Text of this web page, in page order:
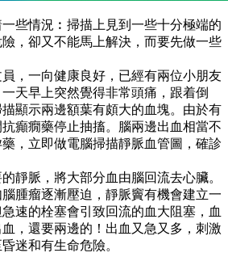
些情況︰掃描上見到一些十分極端的
，卻又不能馬上解決，而要先做一些
，一向健康良好，已經有兩位小朋友
天早上突然覺得非常頭痛，跟着倒
顯示兩邊額葉有頗大的血塊。由於有
癲癇藥停止抽搐。腦兩邊出血相當不
，立即做電腦掃描靜脈血管圖，確診
靜脈，將大部分血由腦回流去心臟。
腫瘤逐漸壓迫，靜脈竇有機會建立一
速的栓塞會引致回流的血大阻塞，血
，還要兩邊的！出血又急又多，刺激
迷和有生命危險。